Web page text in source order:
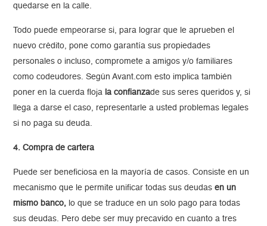
quedarse en la calle.
Todo puede empeorarse si, para lograr que le aprueben el
nuevo crédito, pone como garantía sus propiedades
personales o incluso, compromete a amigos y/o familiares
como codeudores. Según Avant.com esto implica también
poner en la cuerda floja la confianzade sus seres queridos y, si
llega a darse el caso, representarle a usted problemas legales
si no paga su deuda.
4. Compra de cartera
Puede ser beneficiosa en la mayoría de casos. Consiste en un
mecanismo que le permite unificar todas sus deudas en un
mismo banco, lo que se traduce en un solo pago para todas
sus deudas. Pero debe ser muy precavido en cuanto a tres